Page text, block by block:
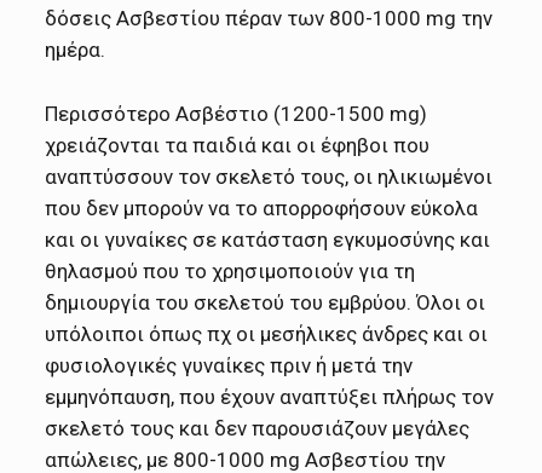
δόσεις Ασβεστίου πέραν των 800-1000 mg την
ημέρα.
Περισσότερο Ασβέστιο (1200-1500 mg)
χρειάζονται τα παιδιά και οι έφηβοι που
αναπτύσσουν τον σκελετό τους, οι ηλικιωμένοι
που δεν μπορούν να το απορροφήσουν εύκολα
και οι γυναίκες σε κατάσταση εγκυμοσύνης και
θηλασμού που το χρησιμοποιούν για τη
δημιουργία του σκελετού του εμβρύου. Όλοι οι
υπόλοιποι όπως πχ οι μεσήλικες άνδρες και οι
φυσιολογικές γυναίκες πριν ή μετά την
εμμηνόπαυση, που έχουν αναπτύξει πλήρως τον
σκελετό τους και δεν παρουσιάζουν μεγάλες
απώλειες, με 800-1000 mg Ασβεστίου την